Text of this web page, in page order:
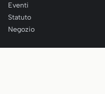
Eventi
Statuto
Negozio